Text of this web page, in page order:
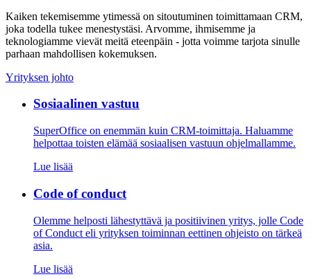
Kaiken tekemisemme ytimessä on sitoutuminen toimittamaan CRM,
joka todella tukee menestystäsi. Arvomme, ihmisemme ja
teknologiamme vievät meitä eteenpäin - jotta voimme tarjota sinulle
parhaan mahdollisen kokemuksen.
Yrityksen johto
Sosiaalinen vastuu
SuperOffice on enemmän kuin CRM-toimittaja. Haluamme
helpottaa toisten elämää sosiaalisen vastuun ohjelmallamme.
Lue lisää
Code of conduct
Olemme helposti lähestyttävä ja positiivinen yritys, jolle Code
of Conduct eli yrityksen toiminnan eettinen ohjeisto on tärkeä
asia.
Lue lisää